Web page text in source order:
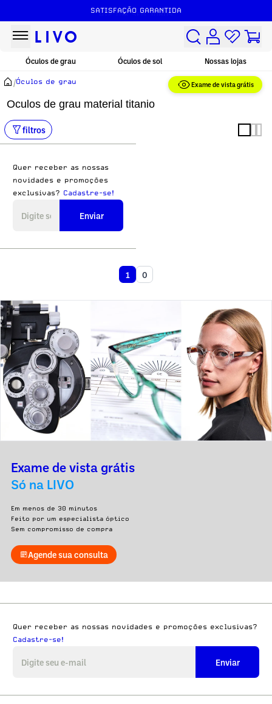
ATÉ 10X SEM JUROS
SATISFAÇÃO GARANTIDA
Exame de vista grátis
Óculos de grau Óculos de sol Nossas lojas
Oculos de grau material titanio
/Óculos de grau
filtros
Quer receber as nossas
novidades e promoções
exclusivas? Cadastre-se!
Enviar
1 0
Exame de vista grátis
Só na LIVO
Em menos de 30 minutos
Feito por um especialista óptico
Sem compromisso de compra
Agende sua consulta
Quer receber as nossas novidades e promoções exclusivas?
Cadastre-se!
Enviar